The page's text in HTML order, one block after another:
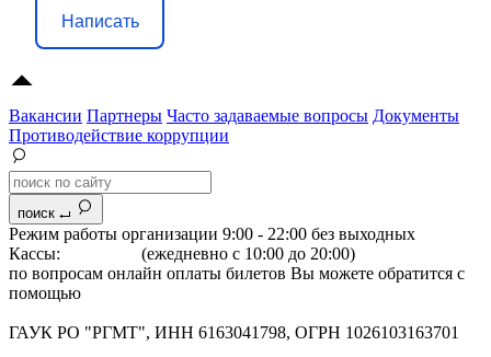
Написать
Вакансии Партнеры Часто задаваемые вопросы Документы
Противодействие коррупции
поиск
Режим работы организации 9:00 - 22:00 без выходных
Кассы:
(ежедневно с 10:00 до 20:00)
по вопросам онлайн оплаты билетов Вы можете обратится с
помощью
ГАУК РО "РГМТ", ИНН 6163041798, ОГРН 1026103163701